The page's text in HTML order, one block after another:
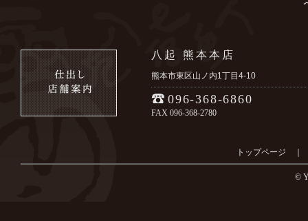
八起 熊本本店
熊本市東区山ノ内1丁目4-10
096-368-6860
FAX 096-368-2780
トップページ
©